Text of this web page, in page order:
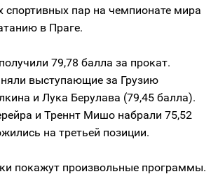
спортивных пар на чемпионате мира
в Праге.
79,78 балла за прокат.
выступающие за Грузию
и Лука Берулава (79,45 балла).
и Треннт Мишо набрали 75,52
на третьей позиции.
покажут произвольные программы.